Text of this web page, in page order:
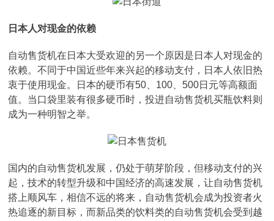
日本人对现金的依赖
自动售货机在日本大受欢迎的另一个原因是日本人对现金的
依赖。不同于中国近些年来兴起的移动支付，日本人依旧热
衷于使用现金。日本的硬币有50、100、500日元等高额面
值。当口袋里装有很多硬币时，投进自动售货机买瓶饮料则
成为一种明智之举。
国内的自动售货机发展，仍处于萌芽阶段，但移动支付的兴
起，技术的转型升级和中国经济的高速发展，让自动售货机
搭上顺风车，相信不远的将来，自动售货机会成为投资者火
热追逐的新目标，而新品类的饮料类的自动售货机会受到越